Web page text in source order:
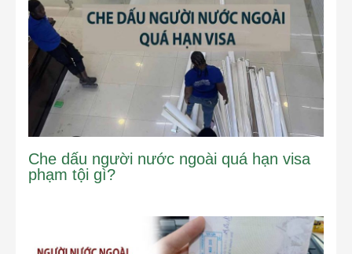
Che dấu người nước ngoài quá hạn visa
phạm tội gì?